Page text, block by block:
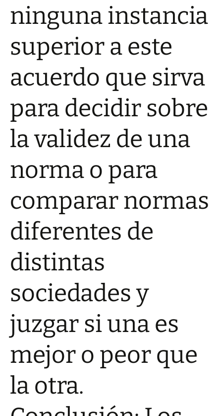
ninguna instancia
superior a este
acuerdo que sirva
para decidir sobre
la validez de una
norma o para
comparar normas
diferentes de
distintas
sociedades y
juzgar si una es
mejor o peor que
la otra.